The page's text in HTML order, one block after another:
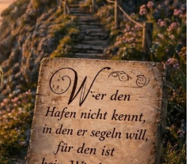
Finger...
Anzeige